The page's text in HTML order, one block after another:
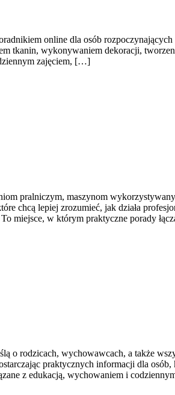
online dla osób
tkanin, wykonywaniem dekoracji,
zajęciem, […]
pralniczym, maszynom
chcą lepiej zrozumieć, jak działa
miejsce, w którym praktyczne porady
o rodzicach, wychowawcach, a także
praktycznych informacji dla
z edukacją, wychowaniem i